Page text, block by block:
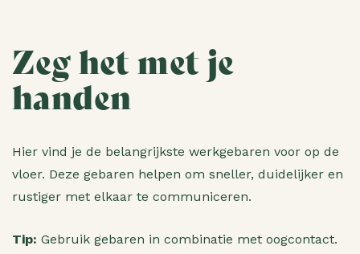
Zeg het met je
handen
Hier vind je de belangrijkste werkgebaren voor op de
vloer. Deze gebaren helpen om sneller, duidelijker en
rustiger met elkaar te communiceren.
Tip: Gebruik gebaren in combinatie met oogcontact.